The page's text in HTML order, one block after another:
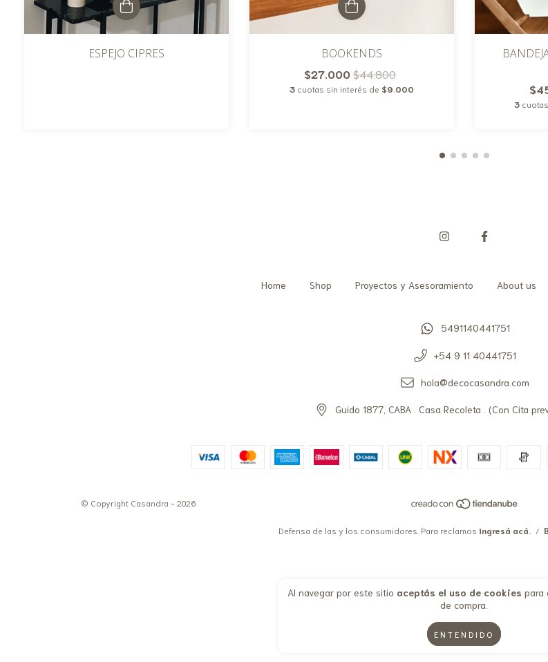
Al navegar por este sitio aceptás el uso de cookies para
de compra.
ENTENDIDO
ESPEJO CIPRES BOOKENDS
$27.000 $44.800
3 cuotas sin interés de $9.000
3
Home Shop Proyectos y Asesoramiento About us
5491140441751
+54 9 11 40441751
hola@decocasandra.com
Guido 1877, CABA . Casa Recoleta . (Con Cita
© Copyright Casandra - 2026
Defensa de las y los consumidores. Para reclamos ingresá acá. /